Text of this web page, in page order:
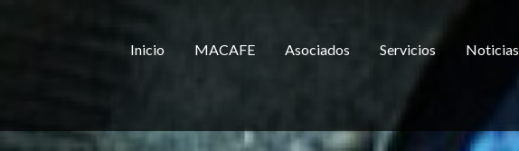
Inicio MACAFE Asociados Servicios Noticias